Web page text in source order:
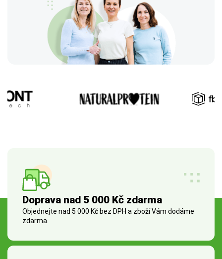
Doprava nad 5 000 Kč zdarma
Objednejte nad 5 000 Kč bez DPH a zboží Vám dodáme
zdarma.